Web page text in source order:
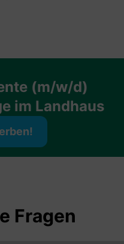
(m/w/d)
im Landhaus
Fragen